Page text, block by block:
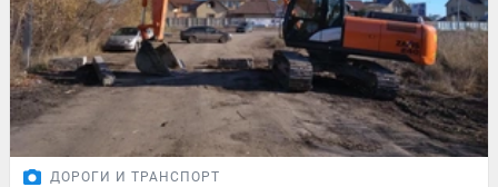
ДОРОГИ И ТРАНСПОРТ